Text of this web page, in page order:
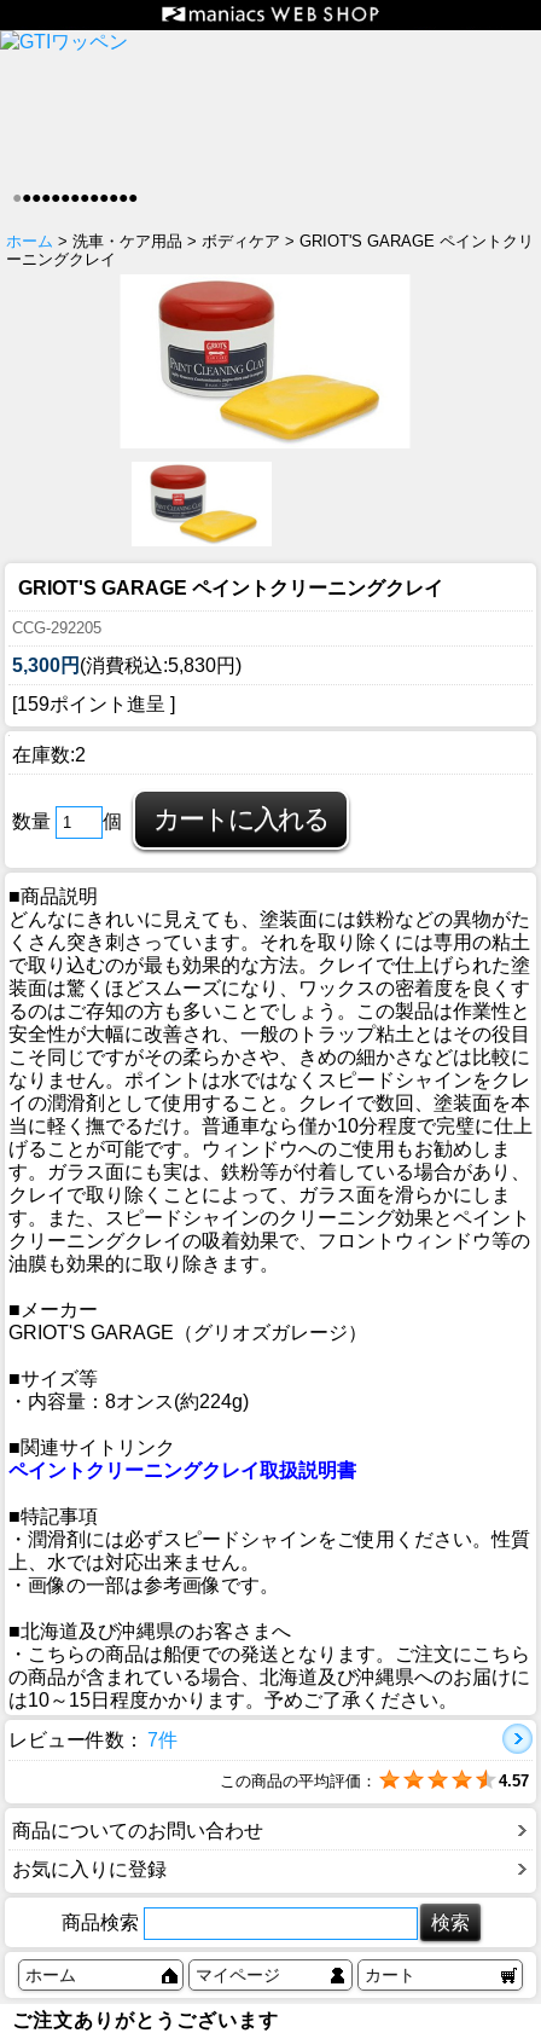
●●●●●●●●●●●●●
ホーム > 洗車・ケア用品 > ボディケア > GRIOT'S GARAGE ペイントクリ
ーニングクレイ
GRIOT'S GARAGE ペイントクリーニングクレイ
CCG-292205
5,300円 (消費税込:5,830円)
[159ポイント進呈 ]
在庫数:2
数量 個
■商品説明
どんなにきれいに見えても、塗装面には鉄粉などの異物がた
くさん突き刺さっています。それを取り除くには専用の粘土
で取り込むのが最も効果的な方法。クレイで仕上げられた塗
装面は驚くほどスムーズになり、ワックスの密着度を良くす
るのはご存知の方も多いことでしょう。この製品は作業性と
安全性が大幅に改善され、一般のトラップ粘土とはその役目
こそ同じですがその柔らかさや、きめの細かさなどは比較に
なりません。ポイントは水ではなくスピードシャインをクレ
イの潤滑剤として使用すること。クレイで数回、塗装面を本
当に軽く撫でるだけ。普通車なら僅か10分程度で完璧に仕上
げることが可能です。ウィンドウへのご使用もお勧めしま
す。ガラス面にも実は、鉄粉等が付着している場合があり、
クレイで取り除くことによって、ガラス面を滑らかにしま
す。また、スピードシャインのクリーニング効果とペイント
クリーニングクレイの吸着効果で、フロントウィンドウ等の
油膜も効果的に取り除きます。
■メーカー
GRIOT'S GARAGE（グリオズガレージ）
■サイズ等
・内容量：8オンス(約224g)
■関連サイトリンク
ペイントクリーニングクレイ取扱説明書
■特記事項
・潤滑剤には必ずスピードシャインをご使用ください。性質
上、水では対応出来ません。
・画像の一部は参考画像です。
■北海道及び沖縄県のお客さまへ
・こちらの商品は船便での発送となります。ご注文にこちら
の商品が含まれている場合、北海道及び沖縄県へのお届けに
は10～15日程度かかります。予めご了承ください。
レビュー件数： 7件
この商品の平均評価： 4.57
商品についてのお問い合わせ
お気に入りに登録
商品検索
ホーム マイページ カート
ご注文ありがとうございます